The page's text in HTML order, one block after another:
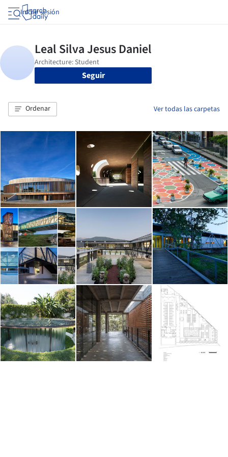
Iniciar sesión
Seguir
Ordenar Ver todas las carpetas